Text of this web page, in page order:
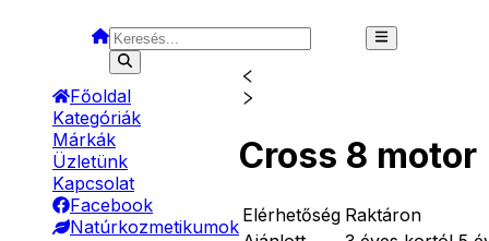
Főoldal
Kategóriák
Márkák
Üzletünk
Kapcsolat
Facebook
Natúrkozmetikumok
Cross 8 motor
Elérhetőség Raktáron